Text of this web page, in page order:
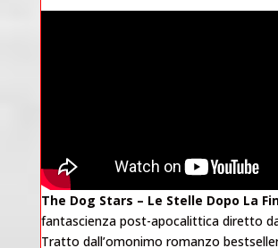
The Dog Stars – Le Stelle Dopo La
fantascienza post-apocalittica diretto
Tratto dall’omonimo romanzo